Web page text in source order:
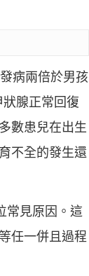
病兩倍於男孩
腺正常回復
數患兒在出生
不全的發生還
常見原因。這
等任一併且過程